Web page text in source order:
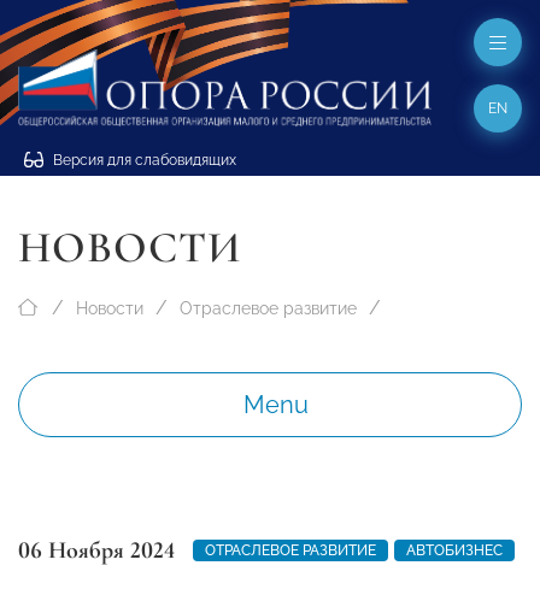
Версия для слабовидящих
EN
НОВОСТИ
Новости Отраслевое развитие
Menu
06 Ноября 2024 ОТРАСЛЕВОЕ РАЗВИТИЕ АВТОБИЗНЕС